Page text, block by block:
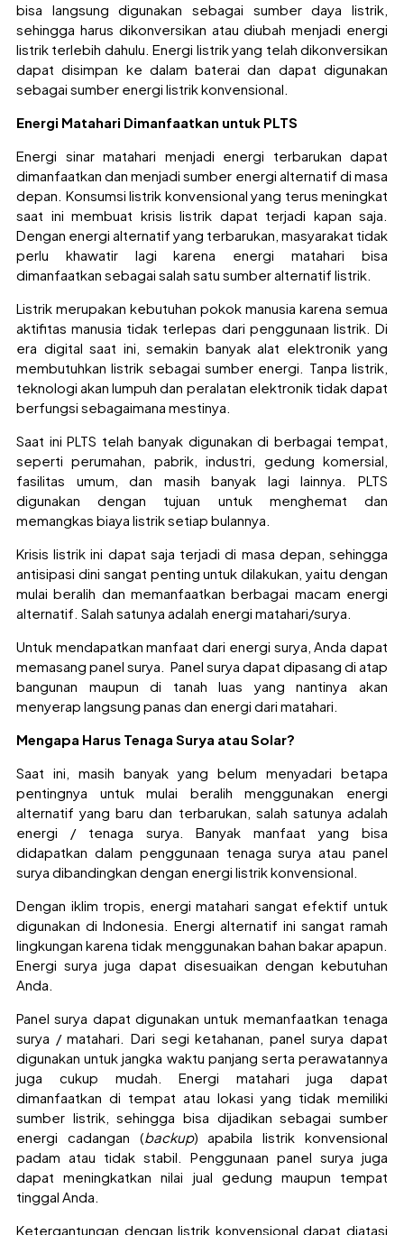
bisa langsung digunakan sebagai sumber daya listrik,
sehingga harus dikonversikan atau diubah menjadi energi
listrik terlebih dahulu. Energi listrik yang telah dikonversikan
dapat disimpan ke dalam baterai dan dapat digunakan
sebagai sumber energi listrik konvensional.
Energi Matahari Dimanfaatkan untuk PLTS
Energi sinar matahari menjadi energi terbarukan dapat
dimanfaatkan dan menjadi sumber energi alternatif di masa
depan. Konsumsi listrik konvensional yang terus meningkat
saat ini membuat krisis listrik dapat terjadi kapan saja.
Dengan energi alternatif yang terbarukan, masyarakat tidak
perlu khawatir lagi karena energi matahari bisa
dimanfaatkan sebagai salah satu sumber alternatif listrik.
Listrik merupakan kebutuhan pokok manusia karena semua
aktifitas manusia tidak terlepas dari penggunaan listrik. Di
era digital saat ini, semakin banyak alat elektronik yang
membutuhkan listrik sebagai sumber energi. Tanpa listrik,
teknologi akan lumpuh dan peralatan elektronik tidak dapat
berfungsi sebagaimana mestinya.
Saat ini PLTS telah banyak digunakan di berbagai tempat,
seperti perumahan, pabrik, industri, gedung komersial,
fasilitas umum, dan masih banyak lagi lainnya. PLTS
digunakan dengan tujuan untuk menghemat dan
memangkas biaya listrik setiap bulannya.
Krisis listrik ini dapat saja terjadi di masa depan, sehingga
antisipasi dini sangat penting untuk dilakukan, yaitu dengan
mulai beralih dan memanfaatkan berbagai macam energi
alternatif. Salah satunya adalah energi matahari/surya.
Untuk mendapatkan manfaat dari energi surya, Anda dapat
memasang panel surya. Panel surya dapat dipasang di atap
bangunan maupun di tanah luas yang nantinya akan
menyerap langsung panas dan energi dari matahari.
Mengapa Harus Tenaga Surya atau Solar?
Saat ini, masih banyak yang belum menyadari betapa
pentingnya untuk mulai beralih menggunakan energi
alternatif yang baru dan terbarukan, salah satunya adalah
energi / tenaga surya. Banyak manfaat yang bisa
didapatkan dalam penggunaan tenaga surya atau panel
surya dibandingkan dengan energi listrik konvensional.
Dengan iklim tropis, energi matahari sangat efektif untuk
digunakan di Indonesia. Energi alternatif ini sangat ramah
lingkungan karena tidak menggunakan bahan bakar apapun.
Energi surya juga dapat disesuaikan dengan kebutuhan
Anda.
Panel surya dapat digunakan untuk memanfaatkan tenaga
surya / matahari. Dari segi ketahanan, panel surya dapat
digunakan untuk jangka waktu panjang serta perawatannya
juga cukup mudah. Energi matahari juga dapat
dimanfaatkan di tempat atau lokasi yang tidak memiliki
sumber listrik, sehingga bisa dijadikan sebagai sumber
energi cadangan (backup) apabila listrik konvensional
padam atau tidak stabil. Penggunaan panel surya juga
dapat meningkatkan nilai jual gedung maupun tempat
tinggal Anda.
Ketergantungan dengan listrik konvensional dapat diatasi